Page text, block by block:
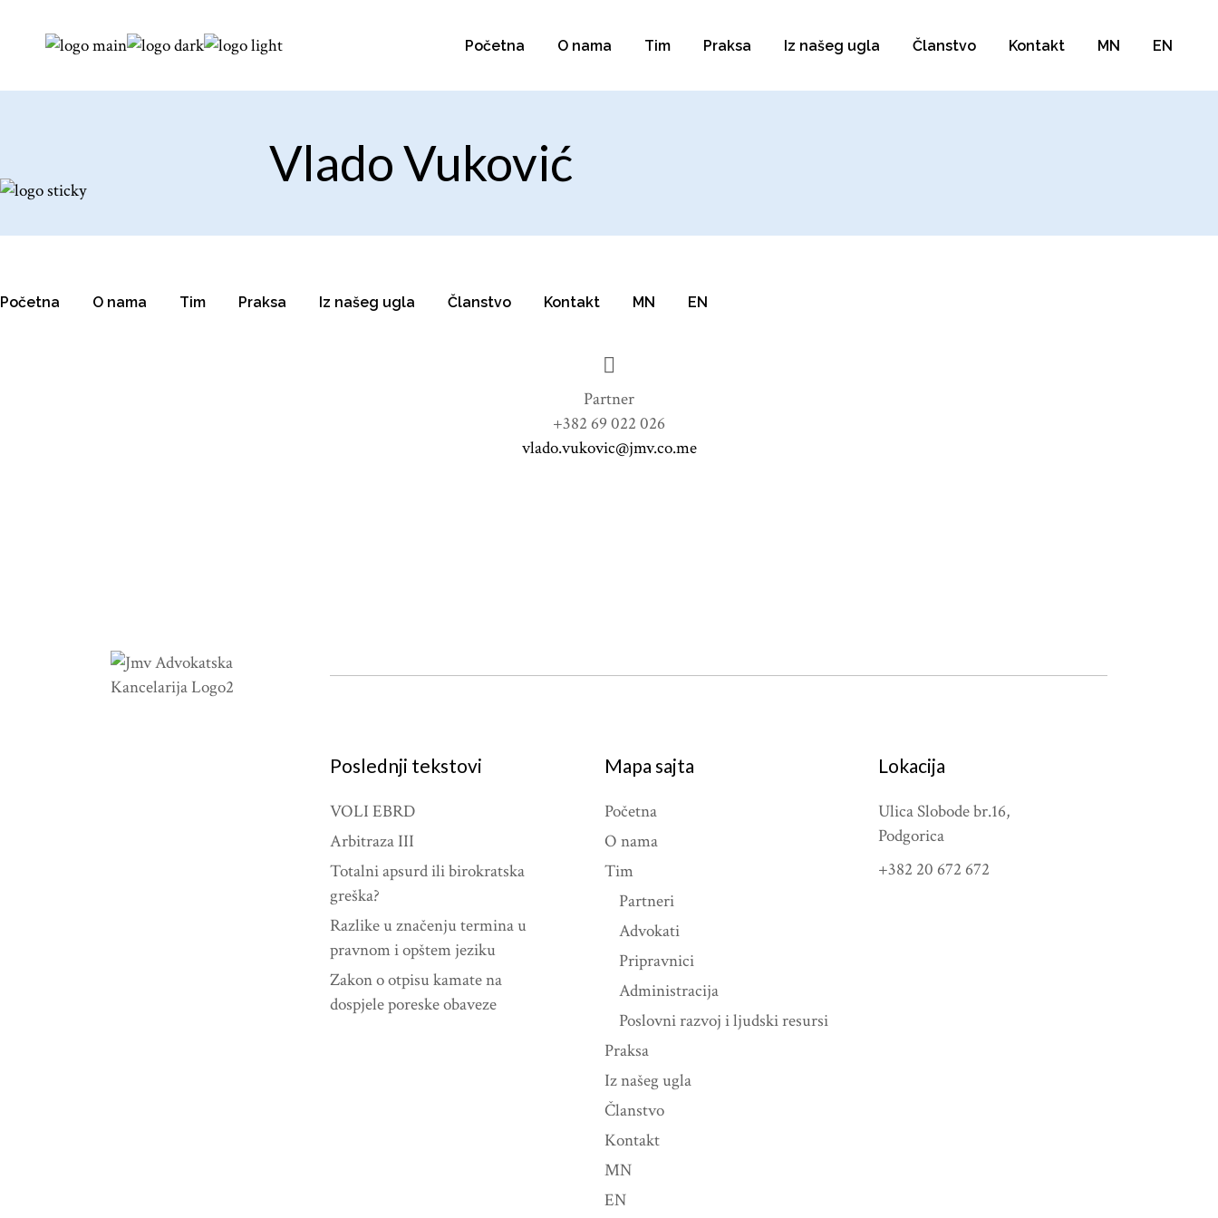
Početna O nama Tim Praksa Iz našeg ugla Članstvo Kontakt MN EN
Početna O nama Tim Praksa Iz našeg ugla Članstvo Kontakt MN EN
Vlado Vuković
Partner
+382 69 022 026
vlado.vukovic@jmv.co.me
Poslednji tekstovi
VOLI EBRD
Arbitraza III
Totalni apsurd ili birokratska
greška?
Razlike u značenju termina u
pravnom i opštem jeziku
Zakon o otpisu kamate na
dospjele poreske obaveze
Mapa sajta
Početna
O nama
Tim
Partneri
Advokati
Pripravnici
Administracija
Poslovni razvoj i ljudski resursi
Praksa
Iz našeg ugla
Članstvo
Kontakt
MN
EN
Lokacija
Ulica Slobode br.16,
Podgorica
+382 20 672 672